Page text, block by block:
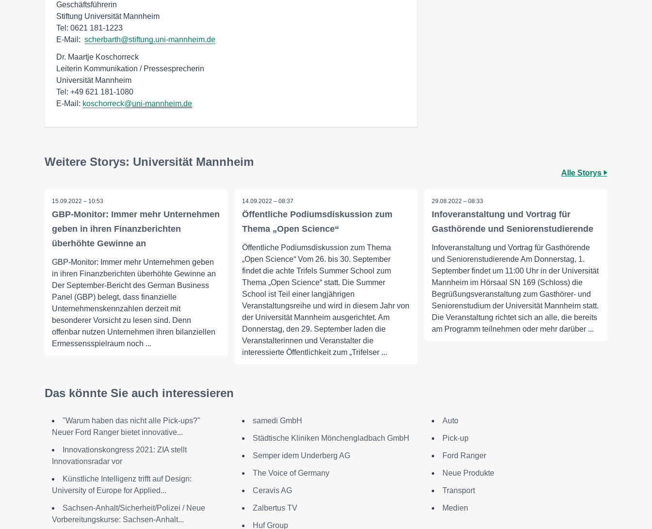
Geschäftsführerin
Stiftung Universität Mannheim
Tel: 0621 181-1223
E-Mail: scherbarth@stiftung.uni-mannheim.de
Dr. Maartje Koschorreck
Leiterin Kommunikation / Pressesprecherin
Universität Mannheim
Tel: +49 621 181-1080
E-Mail: koschorreck@uni-mannheim.de
Weitere Storys: Universität Mannheim
Alle Storys
15.09.2022 – 10:53
GBP-Monitor: Immer mehr Unternehmen
geben in ihren Finanzberichten
überhöhte Gewinne an
GBP-Monitor: Immer mehr Unternehmen geben
in ihren Finanzberichten überhöhte Gewinne an
Der September-Bericht des German Business
Panel (GBP) belegt, dass finanzielle
Unternehmenskennzahlen derzeit mit
besonderer Vorsicht zu lesen sind. Denn
offenbar nutzen Unternehmen ihren bilanziellen
Ermessensspielraum noch ...
14.09.2022 – 08:37
Öffentliche Podiumsdiskussion zum
Thema „Open Science“
Öffentliche Podiumsdiskussion zum Thema
„Open Science“ Vom 26. bis 30. September
findet die achte Trifels Summer School zum
Thema „Open Science“ statt. Die Summer
School ist Teil einer langjährigen
Veranstaltungsreihe und wird in diesem Jahr von
der Universität Mannheim ausgerichtet. Am
Donnerstag, den 29. September laden die
Veranstalterinnen und Veranstalter die
interessierte Öffentlichkeit zum „Trifelser ...
29.08.2022 – 08:33
Infoveranstaltung und Vortrag für
Gasthörende und Seniorenstudierende
Infoveranstaltung und Vortrag für Gasthörende
und Seniorenstudierende Am Donnerstag, 1.
September findet um 11:00 Uhr in der Universität
Mannheim im Hörsaal SN 169 (Schloss) die
Begrüßungsveranstaltung zum Gasthörer- und
Seniorenstudium der Universität Mannheim statt.
Die Veranstaltung richtet sich an alle, die bereits
am Programm teilnehmen oder mehr darüber ...
Das könnte Sie auch interessieren
"Warum haben das nicht alle Pick-ups?"
Neuer Ford Ranger bietet innovative...
Innovationskongress 2021: ZIA stellt
Innovationsradar vor
Künstliche Intelligenz trifft auf Design:
University of Europe for Applied...
Sachsen-Anhalt/Sicherheit/Polizei / Neue
Vorbereitungskurse: Sachsen-Anhalt...
samedi GmbH
Städtische Kliniken Mönchengladbach GmbH
Semper idem Underberg AG
The Voice of Germany
Ceravis AG
Zalbertus TV
Huf Group
Auto
Pick-up
Ford Ranger
Neue Produkte
Transport
Medien